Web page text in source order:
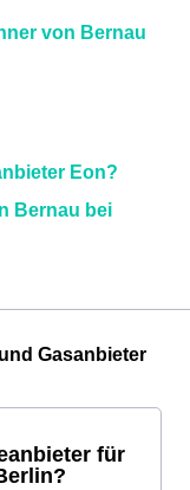
von Bernau
Eon?
Bernau bei
Gasanbieter
für